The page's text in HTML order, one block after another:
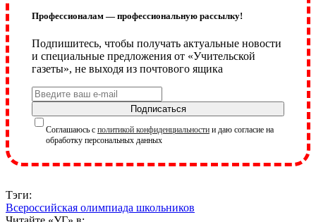
Профессионалам — профессиональную рассылку!
Подпишитесь, чтобы получать актуальные новости
и специальные предложения от «Учительской
газеты», не выходя из почтового ящика
Подписаться
Соглашаюсь с политикой конфиденциальности и даю согласие на
обработку персональных данных
Тэги:
Всероссийская олимпиада школьников